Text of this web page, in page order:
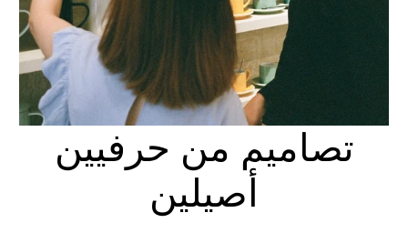
تصاميم من حرفيين
أصيلين